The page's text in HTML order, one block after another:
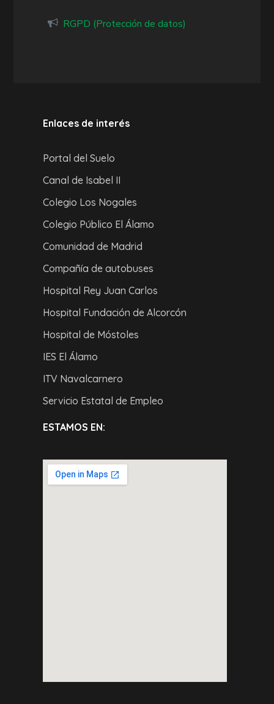
RGPD (Protección de datos)
Enlaces de interés
Portal del Suelo
Canal de Isabel II
Colegio Los Nogales
Colegio Público El Álamo
Comunidad de Madrid
Compañía de autobuses
Hospital Rey Juan Carlos
Hospital Fundación de Alcorcón
Hospital de Móstoles
IES El Álamo
ITV Navalcarnero
Servicio Estatal de Empleo
ESTAMOS EN: